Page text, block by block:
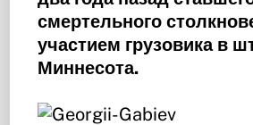
смертельного
участием грузовика в
Миннесота.